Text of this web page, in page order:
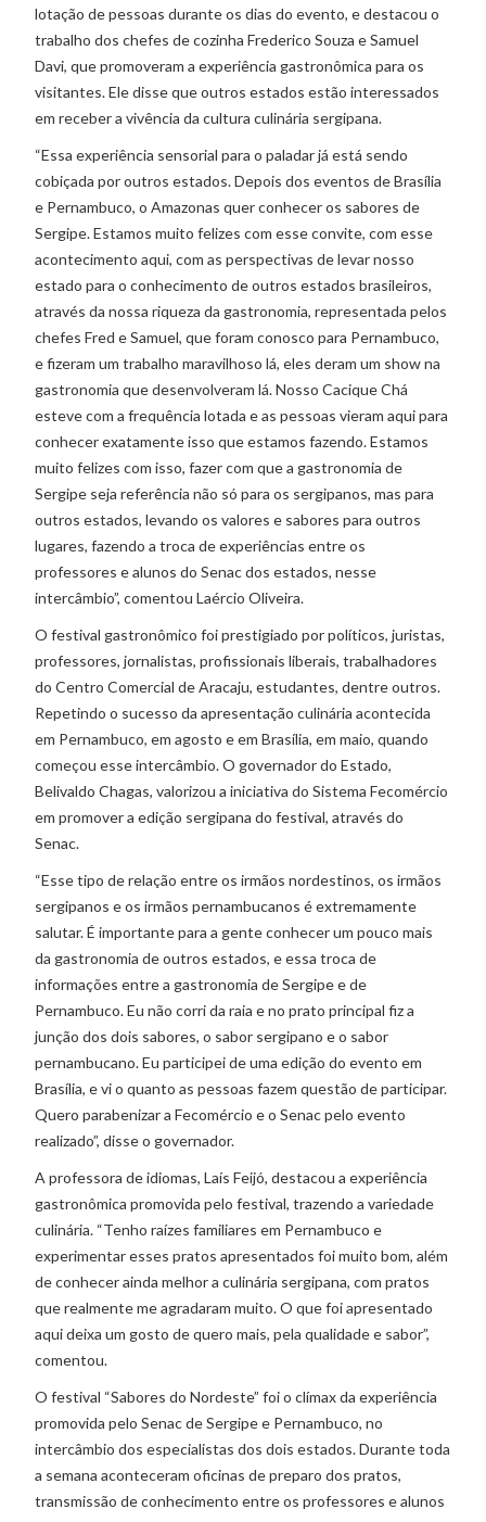
lotação de pessoas durante os dias do evento, e destacou o
trabalho dos chefes de cozinha Frederico Souza e Samuel
Davi, que promoveram a experiência gastronômica para os
visitantes. Ele disse que outros estados estão interessados
em receber a vivência da cultura culinária sergipana.
“Essa experiência sensorial para o paladar já está sendo
cobiçada por outros estados. Depois dos eventos de Brasília
e Pernambuco, o Amazonas quer conhecer os sabores de
Sergipe. Estamos muito felizes com esse convite, com esse
acontecimento aqui, com as perspectivas de levar nosso
estado para o conhecimento de outros estados brasileiros,
através da nossa riqueza da gastronomia, representada pelos
chefes Fred e Samuel, que foram conosco para Pernambuco,
e fizeram um trabalho maravilhoso lá, eles deram um show na
gastronomia que desenvolveram lá. Nosso Cacique Chá
esteve com a frequência lotada e as pessoas vieram aqui para
conhecer exatamente isso que estamos fazendo. Estamos
muito felizes com isso, fazer com que a gastronomia de
Sergipe seja referência não só para os sergipanos, mas para
outros estados, levando os valores e sabores para outros
lugares, fazendo a troca de experiências entre os
professores e alunos do Senac dos estados, nesse
intercâmbio”, comentou Laércio Oliveira.
O festival gastronômico foi prestigiado por políticos, juristas,
professores, jornalistas, profissionais liberais, trabalhadores
do Centro Comercial de Aracaju, estudantes, dentre outros.
Repetindo o sucesso da apresentação culinária acontecida
em Pernambuco, em agosto e em Brasília, em maio, quando
começou esse intercâmbio. O governador do Estado,
Belivaldo Chagas, valorizou a iniciativa do Sistema Fecomércio
em promover a edição sergipana do festival, através do
Senac.
“Esse tipo de relação entre os irmãos nordestinos, os irmãos
sergipanos e os irmãos pernambucanos é extremamente
salutar. É importante para a gente conhecer um pouco mais
da gastronomia de outros estados, e essa troca de
informações entre a gastronomia de Sergipe e de
Pernambuco. Eu não corri da raia e no prato principal fiz a
junção dos dois sabores, o sabor sergipano e o sabor
pernambucano. Eu participei de uma edição do evento em
Brasília, e vi o quanto as pessoas fazem questão de participar.
Quero parabenizar a Fecomércio e o Senac pelo evento
realizado”, disse o governador.
A professora de idiomas, Laís Feijó, destacou a experiência
gastronômica promovida pelo festival, trazendo a variedade
culinária. “Tenho raízes familiares em Pernambuco e
experimentar esses pratos apresentados foi muito bom, além
de conhecer ainda melhor a culinária sergipana, com pratos
que realmente me agradaram muito. O que foi apresentado
aqui deixa um gosto de quero mais, pela qualidade e sabor”,
comentou.
O festival “Sabores do Nordeste” foi o clímax da experiência
promovida pelo Senac de Sergipe e Pernambuco, no
intercâmbio dos especialistas dos dois estados. Durante toda
a semana aconteceram oficinas de preparo dos pratos,
transmissão de conhecimento entre os professores e alunos